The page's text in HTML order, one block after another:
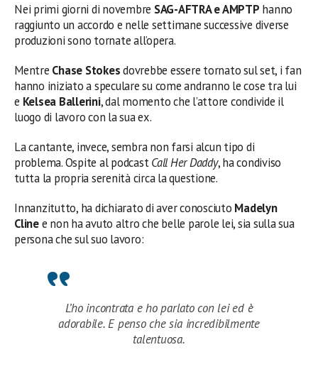
Nei primi giorni di novembre SAG-AFTRA e AMPTP hanno
raggiunto un accordo e nelle settimane successive diverse
produzioni sono tornate all’opera.
Mentre Chase Stokesdovrebbe essere tornato sul set, i fan
hanno iniziato a speculare su come andranno le cose tra lui
e Kelsea Ballerini, dal momento che l’attore condivide il
luogo di lavoro con la sua ex.
La cantante, invece, sembra non farsi alcun tipo di
problema. Ospite al podcastCall Her Daddy, ha condiviso
tutta la propria serenità circa la questione.
Innanzitutto, ha dichiarato di aver conosciuto Madelyn
Clinee non ha avuto altro che belle parole lei, sia sulla sua
persona che sul suo lavoro:
L’ho incontrata e ho parlato con lei ed è
adorabile. E penso che sia incredibilmente
talentuosa.